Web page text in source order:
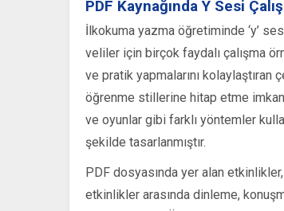
PDF Kaynağında Y Sesi
İlkokuma yazma öğretiminde ‘y’
veliler için birçok faydalı çalışma
ve pratik yapmalarını kolaylaştıran
öğrenme stillerine hitap etme
ve oyunlar gibi farklı yöntemler
şekilde tasarlanmıştır.
PDF dosyasında yer alan etkinlikler,
etkinlikler arasında dinleme,